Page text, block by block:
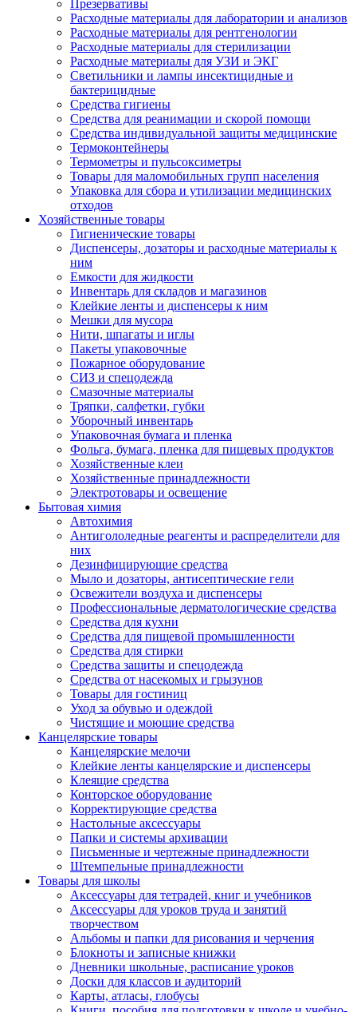
Презервативы
Расходные материалы для лаборатории и анализов
Расходные материалы для рентгенологии
Расходные материалы для стерилизации
Расходные материалы для УЗИ и ЭКГ
Светильники и лампы инсектицидные и
бактерицидные
Средства гигиены
Средства для реанимации и скорой помощи
Средства индивидуальной защиты медицинские
Термоконтейнеры
Термометры и пульсоксиметры
Товары для маломобильных групп населения
Упаковка для сбора и утилизации медицинских
отходов
Хозяйственные товары
Гигиенические товары
Диспенсеры, дозаторы и расходные материалы к
ним
Емкости для жидкости
Инвентарь для складов и магазинов
Клейкие ленты и диспенсеры к ним
Мешки для мусора
Нити, шпагаты и иглы
Пакеты упаковочные
Пожарное оборудование
СИЗ и спецодежда
Смазочные материалы
Тряпки, салфетки, губки
Уборочный инвентарь
Упаковочная бумага и пленка
Фольга, бумага, пленка для пищевых продуктов
Хозяйственные клеи
Хозяйственные принадлежности
Электротовары и освещение
Бытовая химия
Автохимия
Антигололедные реагенты и распределители для
них
Дезинфицирующие средства
Мыло и дозаторы, антисептические гели
Освежители воздуха и диспенсеры
Профессиональные дерматологические средства
Средства для кухни
Средства для пищевой промышленности
Средства для стирки
Средства защиты и спецодежда
Средства от насекомых и грызунов
Товары для гостиниц
Уход за обувью и одеждой
Чистящие и моющие средства
Канцелярские товары
Канцелярские мелочи
Клейкие ленты канцелярские и диспенсеры
Клеящие средства
Конторское оборудование
Корректирующие средства
Настольные аксессуары
Папки и системы архивации
Письменные и чертежные принадлежности
Штемпельные принадлежности
Товары для школы
Аксессуары для тетрадей, книг и учебников
Аксессуары для уроков труда и занятий
творчеством
Альбомы и папки для рисования и черчения
Блокноты и записные книжки
Дневники школьные, расписание уроков
Доски для классов и аудиторий
Карты, атласы, глобусы